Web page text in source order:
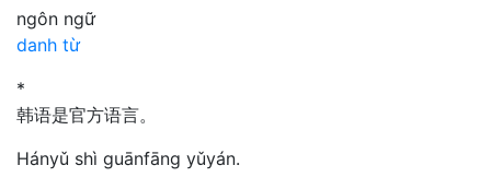
ngôn ngữ
danh từ
*
韩语是官方语言。
Hányǔ shì guānfāng yǔyán.